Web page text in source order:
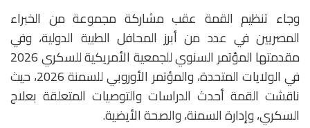
وجاء تنظيم القمة عقب مشاركة مجموعة من الخبراء
المصريين في عدد من أبرز المحافل الطبية الدولية، وفي
مقدمتها المؤتمر السنوي للجمعية الأمريكية للسكري 2026
في الولايات المتحدة، والمؤتمر الأوروبي للسمنة 2026، حيث
ناقشت القمة أحدث الدراسات والتوصيات المتعلقة بعلاج
السكري، وإدارة السمنة، والصحة الأيضية.